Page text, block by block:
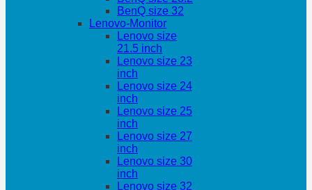
BenQ size 32
Lenovo-Monitor
Lenovo size
21.5 inch
Lenovo size 23
inch
Lenovo size 24
inch
Lenovo size 25
inch
Lenovo size 27
inch
Lenovo size 30
inch
Lenovo size 32